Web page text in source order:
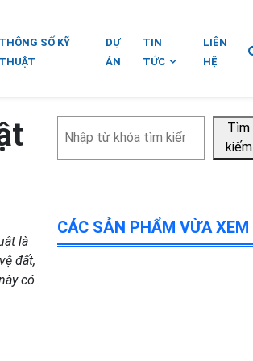
SỐ KỸ
DỰ
ÁN
TIN
TỨC
LIÊN
HỆ
là
đất,
có
kiếm
Tìm
kiếm
CÁC SẢN PHẨM VỪA XEM